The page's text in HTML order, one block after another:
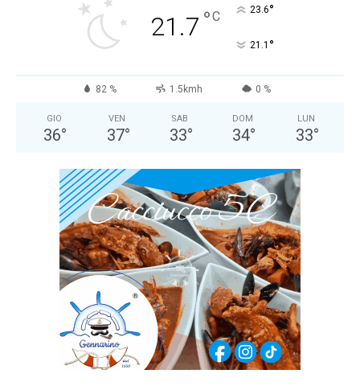
21.7 °C 23.6°
21.1 °
82 % 1.5kmh 0 %
GIO
36°
VEN
37°
SAB
33°
DOM
34°
LUN
33°